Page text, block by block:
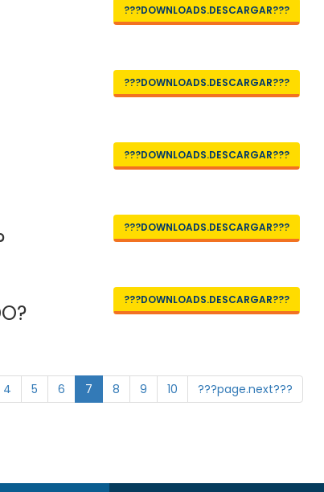
???DOWNLOADS.DESCARGAR???
???DOWNLOADS.DESCARGAR???
???DOWNLOADS.DESCARGAR???
???DOWNLOADS.DESCARGAR???
???DOWNLOADS.DESCARGAR???
4 5 6 7 8 9 10 ???page.next???